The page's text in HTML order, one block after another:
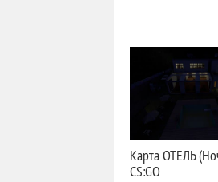
Карта ОТЕЛЬ
CS:GO